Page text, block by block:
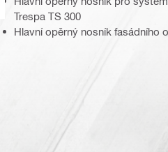
Trespa TS 300
Hlavní opěrný nosník fasádního